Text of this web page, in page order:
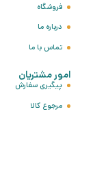
فروشگاه
درباره ما
تماس با ما
امور مشتریان
پیگیری سفارش
مرجوع کالا